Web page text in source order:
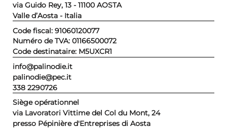
via Guido Rey, 13 - 11100 AOSTA
Valle d’Aosta - Italia
Code fiscal: 91060120077
Numéro de TVA: 01166500072
Code destinataire: M5UXCR1
info@palinodie.it
palinodie@pec.it
338 2290726
Siège opérationnel
via Lavoratori Vittime del Col du Mont, 24
presso Pépinière d'Entreprises di Aosta